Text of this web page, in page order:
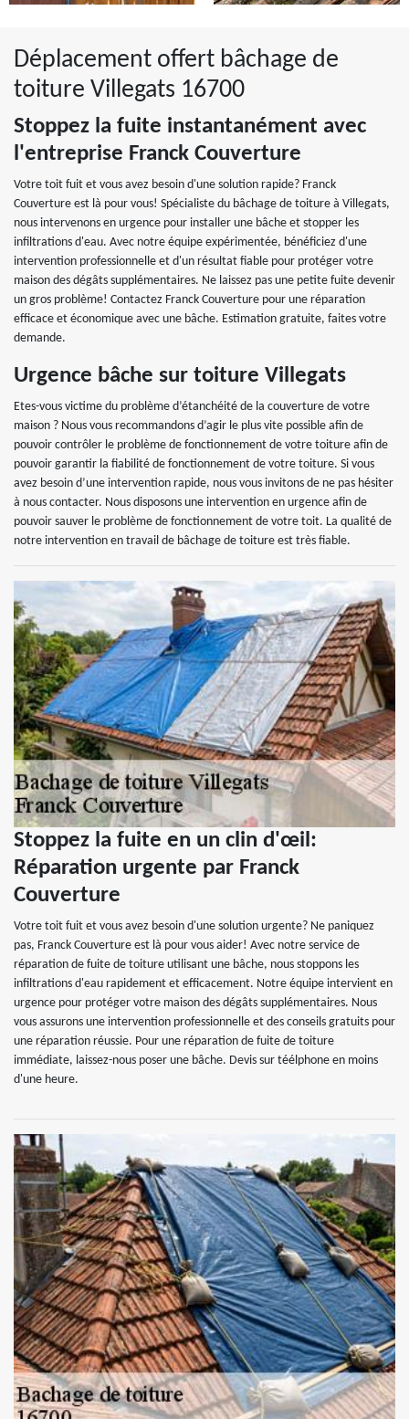
Déplacement offert bâchage de
toiture Villegats 16700
Stoppez la fuite instantanément avec
l'entreprise Franck Couverture
Votre toit fuit et vous avez besoin d'une solution rapide? Franck
Couverture est là pour vous! Spécialiste du bâchage de toiture à Villegats,
nous intervenons en urgence pour installer une bâche et stopper les
infiltrations d'eau. Avec notre équipe expérimentée, bénéficiez d'une
intervention professionnelle et d'un résultat fiable pour protéger votre
maison des dégâts supplémentaires. Ne laissez pas une petite fuite devenir
un gros problème! Contactez Franck Couverture pour une réparation
efficace et économique avec une bâche. Estimation gratuite, faites votre
demande.
Urgence bâche sur toiture Villegats
Etes-vous victime du problème d’étanchéité de la couverture de votre
maison ? Nous vous recommandons d’agir le plus vite possible afin de
pouvoir contrôler le problème de fonctionnement de votre toiture afin de
pouvoir garantir la fiabilité de fonctionnement de votre toiture. Si vous
avez besoin d’une intervention rapide, nous vous invitons de ne pas hésiter
à nous contacter. Nous disposons une intervention en urgence afin de
pouvoir sauver le problème de fonctionnement de votre toit. La qualité de
notre intervention en travail de bâchage de toiture est très fiable.
Stoppez la fuite en un clin d'œil:
Réparation urgente par Franck
Couverture
Votre toit fuit et vous avez besoin d'une solution urgente? Ne paniquez
pas, Franck Couverture est là pour vous aider! Avec notre service de
réparation de fuite de toiture utilisant une bâche, nous stoppons les
infiltrations d'eau rapidement et efficacement. Notre équipe intervient en
urgence pour protéger votre maison des dégâts supplémentaires. Nous
vous assurons une intervention professionnelle et des conseils gratuits pour
une réparation réussie. Pour une réparation de fuite de toiture
immédiate, laissez-nous poser une bâche. Devis sur téélphone en moins
d'une heure.